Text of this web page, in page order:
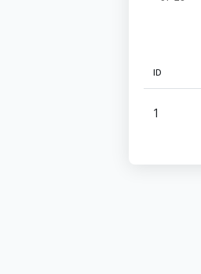
ID
1